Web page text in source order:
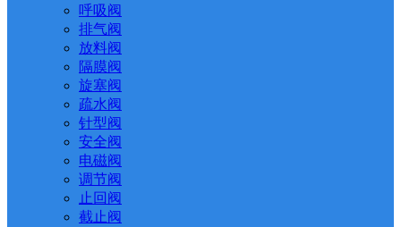
呼吸阀
排气阀
放料阀
隔膜阀
旋塞阀
疏水阀
针型阀
安全阀
电磁阀
调节阀
止回阀
截止阀